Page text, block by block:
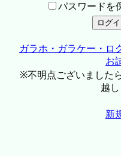
パスワードを
ガラホ・ガラケー・ロ
お
※不明点ございました
越し
新